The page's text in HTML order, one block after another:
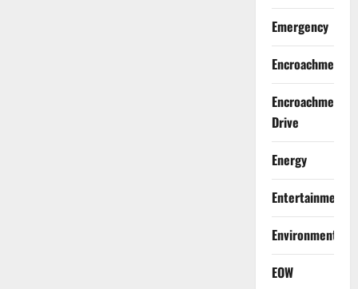
Emergency
Encroachment
Encroachment
Drive
Energy
Entertainment
Environment
EOW